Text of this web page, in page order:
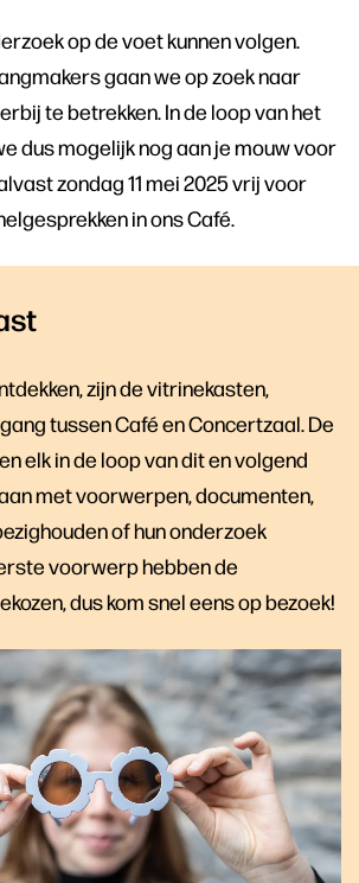
op de voet kunnen volgen.
gaan we op zoek naar
te betrekken. In de loop van het
dus mogelijk nog aan je mouw voor
zondag 11 mei 2025 vrij voor
in ons Café.
zijn de vitrinekasten,
tussen Café en Concertzaal. De
elk in de loop van dit en volgend
met voorwerpen, documenten,
of hun onderzoek
voorwerp hebben de
dus kom snel eens op bezoek!